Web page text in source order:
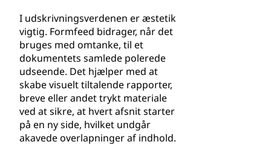
I udskrivningsverdenen er æstetik
vigtig. Formfeed bidrager, når det
bruges med omtanke, til et
dokumentets samlede polerede
udseende. Det hjælper med at
skabe visuelt tiltalende rapporter,
breve eller andet trykt materiale
ved at sikre, at hvert afsnit starter
på en ny side, hvilket undgår
akavede overlapninger af indhold.